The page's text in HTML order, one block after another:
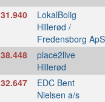
31.940 LokalBolig
Hillerød /
Fredensborg ApS
38.448 place2live
Hillerød
32.647 EDC Bent
Nielsen a/s